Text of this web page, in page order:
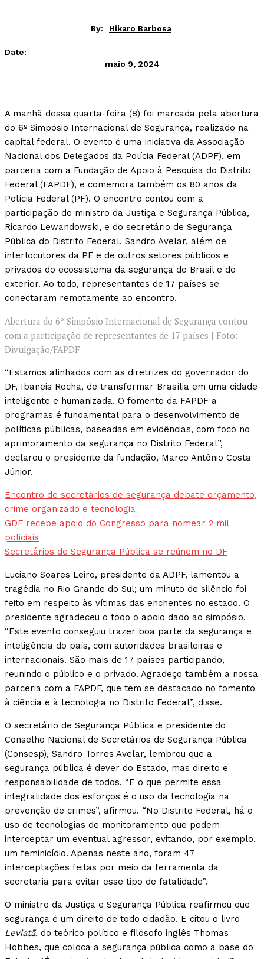
By: Hikaro Barbosa
Date:
maio 9, 2024
A manhã dessa quarta-feira (8) foi marcada pela abertura
do 6º Simpósio Internacional de Segurança, realizado na
capital federal. O evento é uma iniciativa da Associação
Nacional dos Delegados da Polícia Federal (ADPF), em
parceria com a Fundação de Apoio à Pesquisa do Distrito
Federal (FAPDF), e comemora também os 80 anos da
Polícia Federal (PF). O encontro contou com a
participação do ministro da Justiça e Segurança Pública,
Ricardo Lewandowski, e do secretário de Segurança
Pública do Distrito Federal, Sandro Avelar, além de
interlocutores da PF e de outros setores públicos e
privados do ecossistema da segurança do Brasil e do
exterior. Ao todo, representantes de 17 países se
conectaram remotamente ao encontro.
Abertura do 6º Simpósio Internacional de Segurança contou
com a participação de representantes de 17 países | Foto:
Divulgação/FAPDF
“Estamos alinhados com as diretrizes do governador do
DF, Ibaneis Rocha, de transformar Brasília em uma cidade
inteligente e humanizada. O fomento da FAPDF a
programas é fundamental para o desenvolvimento de
políticas públicas, baseadas em evidências, com foco no
aprimoramento da segurança no Distrito Federal”,
declarou o presidente da fundação, Marco Antônio Costa
Júnior.
Encontro de secretários de segurança debate orçamento,
crime organizado e tecnologia
GDF recebe apoio do Congresso para nomear 2 mil
policiais
Secretários de Segurança Pública se reúnem no DF
Luciano Soares Leiro, presidente da ADPF, lamentou a
tragédia no Rio Grande do Sul; um minuto de silêncio foi
feito em respeito às vítimas das enchentes no estado. O
presidente agradeceu o todo o apoio dado ao simpósio.
“Este evento conseguiu trazer boa parte da segurança e
inteligência do país, com autoridades brasileiras e
internacionais. São mais de 17 países participando,
reunindo o público e o privado. Agradeço também a nossa
parceria com a FAPDF, que tem se destacado no fomento
à ciência e à tecnologia no Distrito Federal”, disse.
O secretário de Segurança Pública e presidente do
Conselho Nacional de Secretários de Segurança Pública
(Consesp), Sandro Torres Avelar, lembrou que a
segurança pública é dever do Estado, mas direito e
responsabilidade de todos. “E o que permite essa
integralidade dos esforços é o uso da tecnologia na
prevenção de crimes”, afirmou. “No Distrito Federal, há o
uso de tecnologias de monitoramento que podem
interceptar um eventual agressor, evitando, por exemplo,
um feminicídio. Apenas neste ano, foram 47
interceptações feitas por meio da ferramenta da
secretaria para evitar esse tipo de fatalidade”.
O ministro da Justiça e Segurança Pública reafirmou que
segurança é um direito de todo cidadão. E citou o livro
Leviatã, do teórico político e filósofo inglês Thomas
Hobbes, que coloca a segurança pública como a base do